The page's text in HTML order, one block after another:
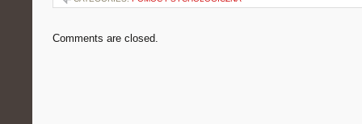
Comments are closed.